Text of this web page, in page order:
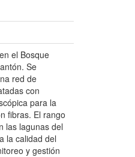
el Bosque
Se
red de
con
para la
fibras. El rango
las lagunas del
la calidad del
y gestión